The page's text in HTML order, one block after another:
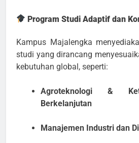
Program Studi Adaptif dan
Kampus Majalengka
studi yang dirancang
kebutuhan global, seperti:
Agroteknologi &
Berkelanjutan
Manajemen Industri dan